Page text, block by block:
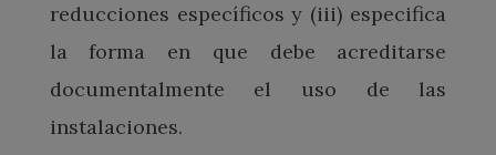
reducciones específicos y (iii) especifica
la forma en que debe acreditarse
documentalmente el uso de las
instalaciones.